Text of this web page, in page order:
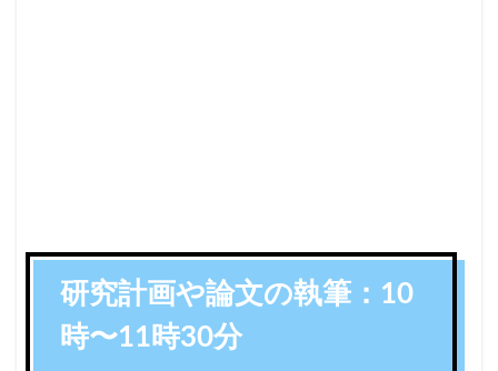
研究計画や論文の執筆：10
時〜11時30分